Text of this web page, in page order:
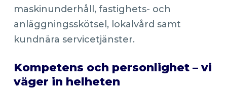
maskinunderhåll, fastighets- och
anläggningsskötsel, lokalvård samt
kundnära servicetjänster.
Kompetens och personlighet – vi
väger in helheten